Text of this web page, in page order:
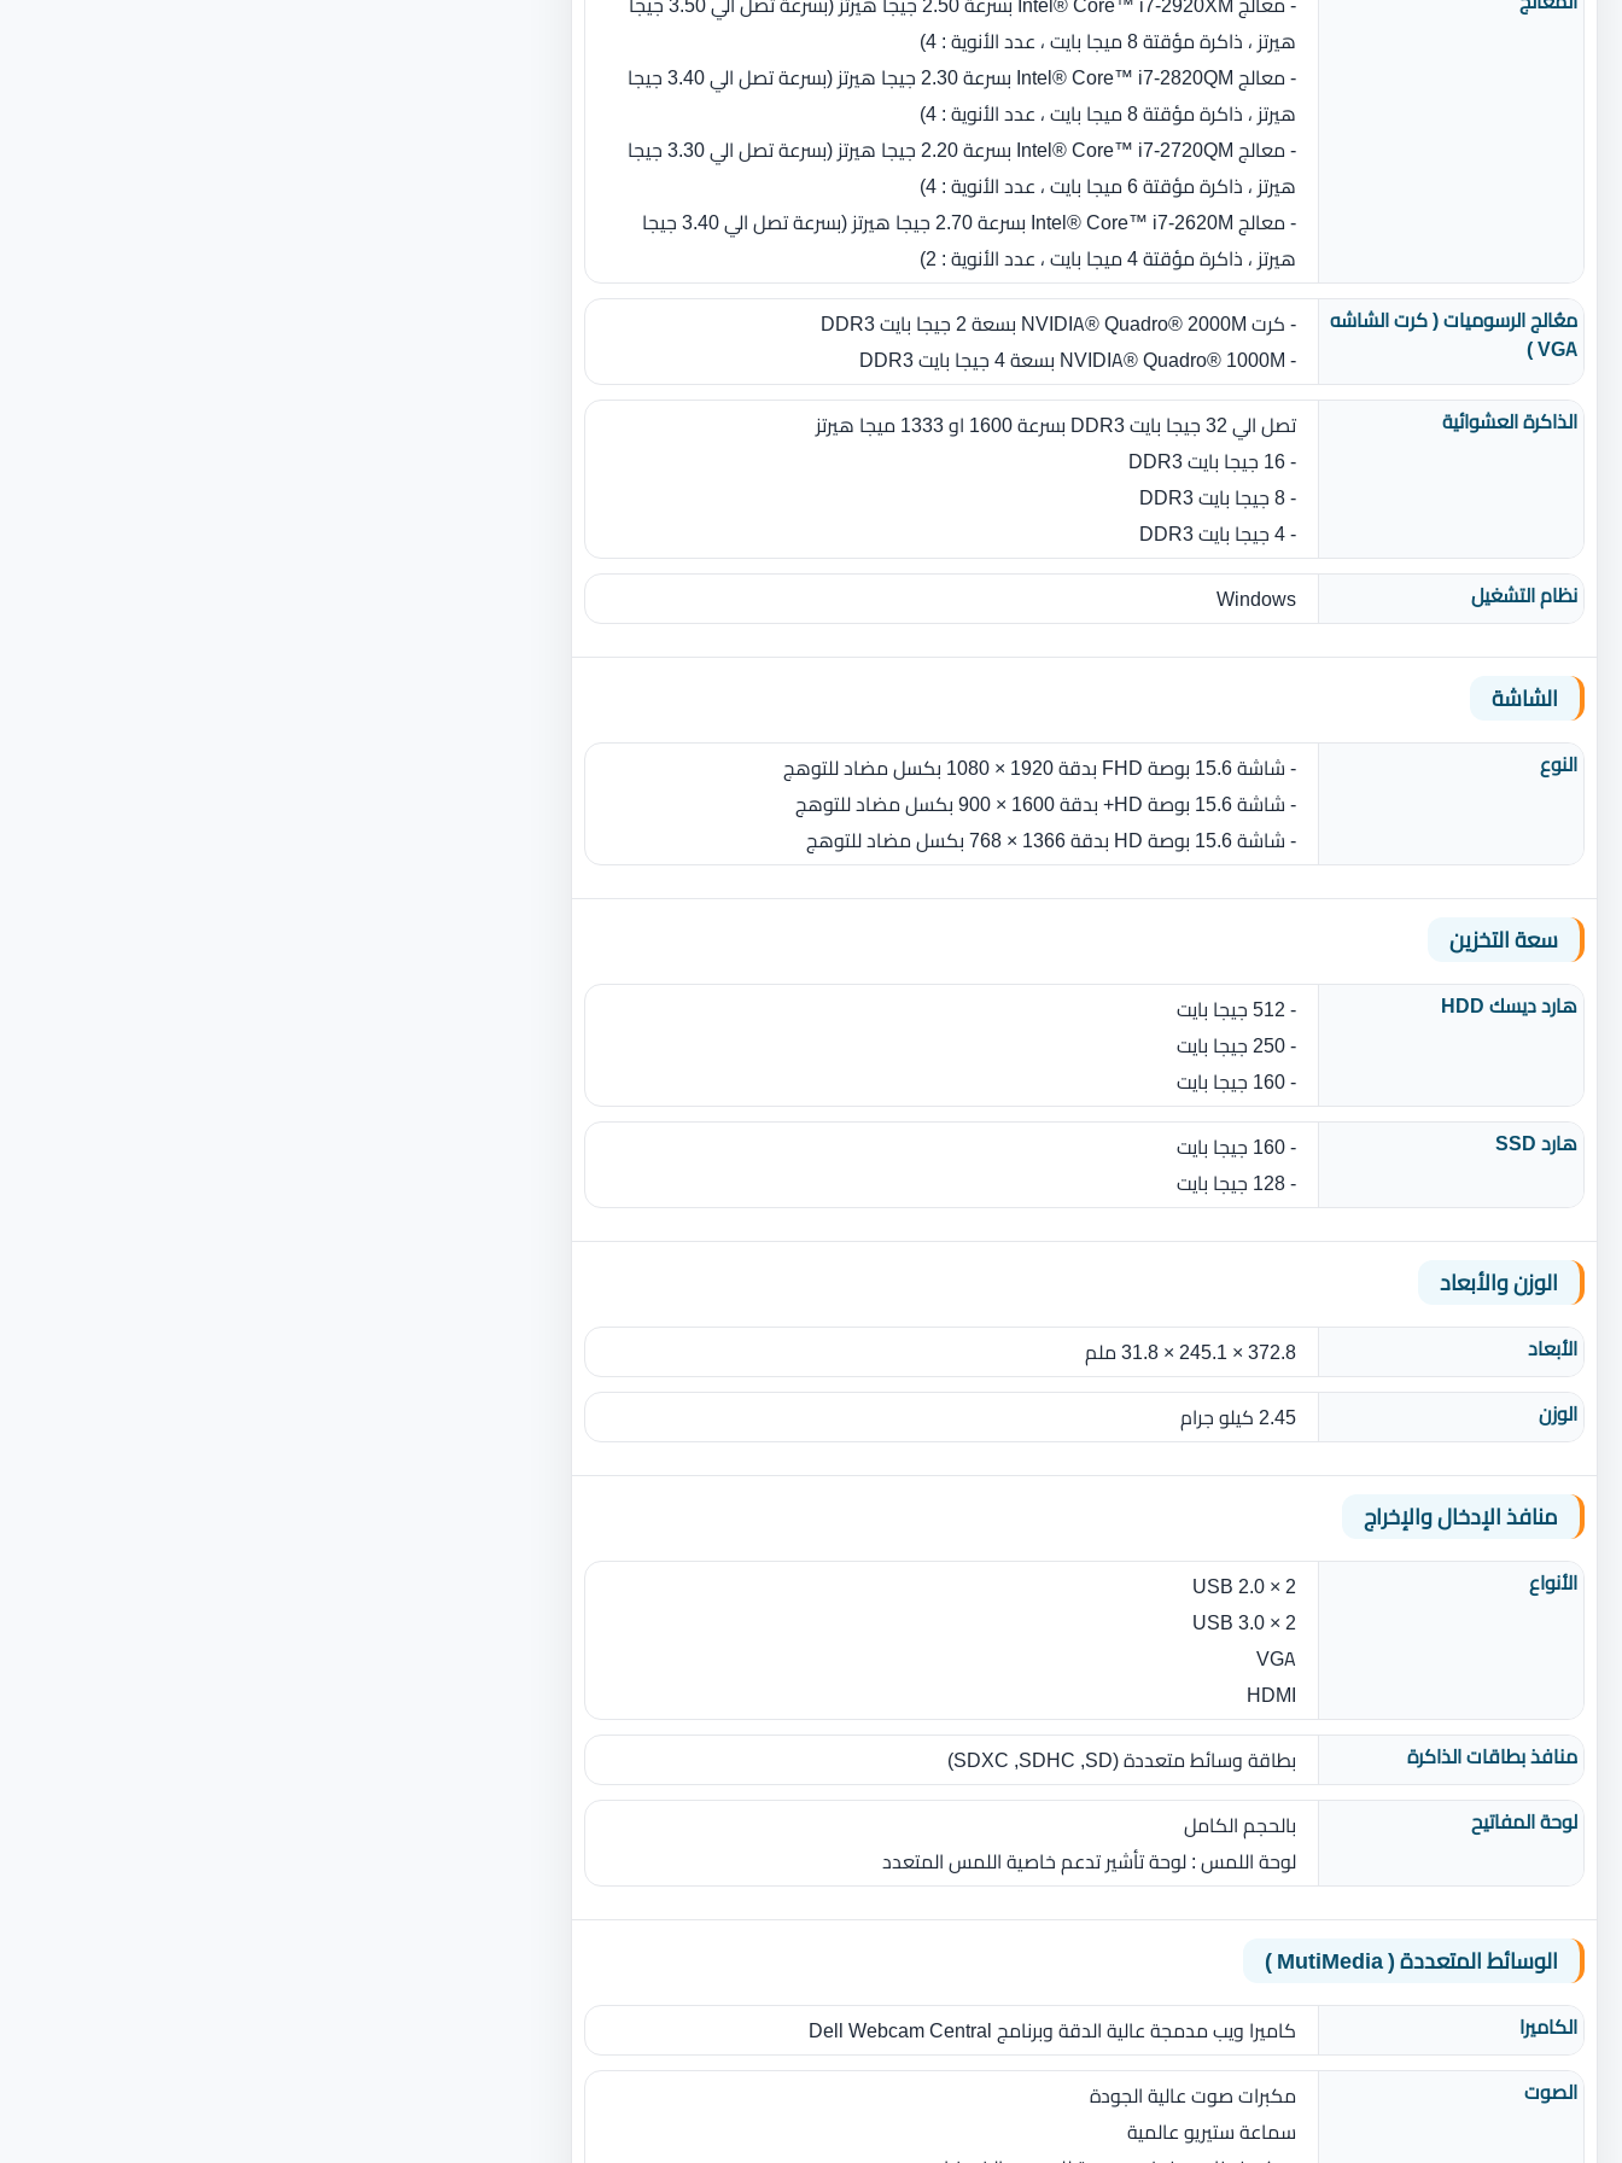
هيرتز ، ذاكرة مؤقتة 8 ميجا بايت ، عدد الأنوية : 4)
- معالج Intel® Core™ i7-2820QM بسرعة 2.30 جيجا هيرتز (بسرعة تصل الي 3.40 جيجا
هيرتز ، ذاكرة مؤقتة 8 ميجا بايت ، عدد الأنوية : 4)
- معالج Intel® Core™ i7-2720QM بسرعة 2.20 جيجا هيرتز (بسرعة تصل الي 3.30 جيجا
هيرتز ، ذاكرة مؤقتة 6 ميجا بايت ، عدد الأنوية : 4)
- معالج Intel® Core™ i7-2620M بسرعة 2.70 جيجا هيرتز (بسرعة تصل الي 3.40 جيجا
هيرتز ، ذاكرة مؤقتة 4 ميجا بايت ، عدد الأنوية : 2)
معُالج الرسوميات ( كرت الشاشه
VGA )
- كرت NVIDIA® Quadro® 2000M بسعة 2 جيجا بايت DDR3
- NVIDIA® Quadro® 1000M بسعة 4 جيجا بايت DDR3
الذاكرة العشوائية
تصل الي 32 جيجا بايت DDR3 بسرعة 1600 او 1333 ميجا هيرتز
- 16 جيجا بايت DDR3
- 8 جيجا بايت DDR3
- 4 جيجا بايت DDR3
نظام التشغيل
Windows
الشاشة
النوع
- شاشة 15.6 بوصة FHD بدقة 1920 × 1080 بكسل مضاد للتوهج
- شاشة 15.6 بوصة HD+ بدقة 1600 × 900 بكسل مضاد للتوهج
- شاشة 15.6 بوصة HD بدقة 1366 × 768 بكسل مضاد للتوهج
سعة التخزين
هارد ديسك HDD
- 512 جيجا بايت
- 250 جيجا بايت
- 160 جيجا بايت
هارد SSD
- 160 جيجا بايت
- 128 جيجا بايت
الوزن والأبعاد
الأبعاد
372.8 × 245.1 × 31.8 ملم
الوزن
2.45 كيلو جرام
منافذ الإدخال والإخراج
الأنواع
2 × USB 2.0
2 × USB 3.0
VGA
HDMI
منافذ بطاقات الذاكرة
بطاقة وسائط متعددة ‏(‏SD‏,‏ SDHC‏,‏ SDXC‏)‏
لوحة المفاتيح
بالحجم الكامل
لوحة اللمس ‏: ‏لوحة تأشير تدعم خاصية اللمس المتعدد
الوسائط المتعددة ( MutiMedia )
الكاميرا
كاميرا ويب مدمجة عالية الدقة وبرنامج Dell Webcam Central
الصوت
مكبرات صوت عالية الجودة
سماعة ستيريو عالمية